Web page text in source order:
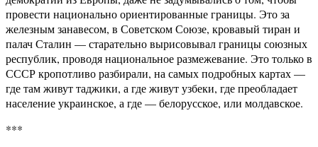
провести национально ориентированные границы. Это за
железным занавесом, в Советском Союзе, кровавый тиран и
палач Сталин — старательно вырисовывал границы союзных
республик, проводя национальное размежевание. Это только в
СССР кропотливо разбирали, на самых подробных картах —
где там живут таджики, а где живут узбеки, где преобладает
население украинское, а где — белорусское, или молдавское.
***